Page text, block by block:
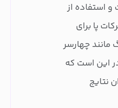
و استفاده از
پا برای
مانند چهارسر
این است که
نتایج